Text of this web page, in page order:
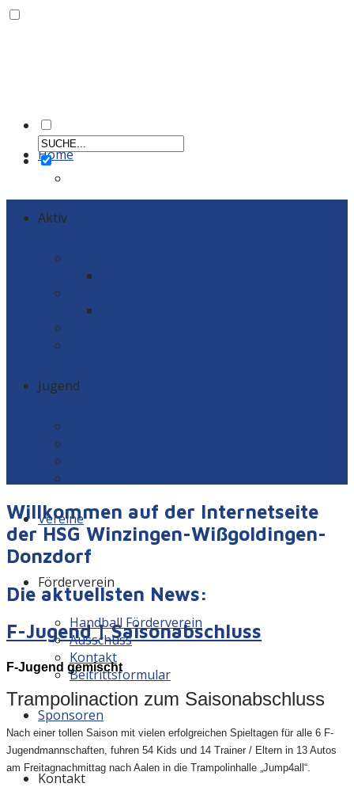
Home
Aktiv
Jugend
Vereine
Förderverein
Handball Förderverein
Ausschuss
Kontakt
Beitrittsformular
Sponsoren
Kontakt
Willkommen auf der Internetseite
der HSG Winzingen-Wißgoldingen-
Donzdorf
Die aktuellsten News:
F-Jugend | Saisonabschluss
F-Jugend gemischt
Trampolinaction zum Saisonabschluss
Nach einer tollen Saison mit vielen erfolgreichen Spieltagen für alle 6 F-
Jugendmannschaften, fuhren 54 Kids und 14 Trainer / Eltern in 13 Autos
am Freitagnachmittag nach Aalen in die Trampolinhalle „Jump4all“.